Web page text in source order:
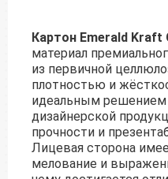
Картон Emerald Kraft
материал
из первичной
плотностью и
идеальным решением
дизайнерской
прочности и
Лицевая сторона
мелование и